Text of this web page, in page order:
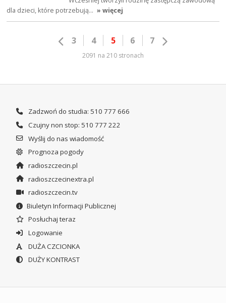
dla dzieci, które potrzebują… » więcej
3 4 5 6 7
2091 na 210 stronach
Zadzwoń do studia: 510 777 666
Czujny non stop: 510 777 222
Wyślij do nas wiadomość
Prognoza pogody
radioszczecin.pl
radioszczecinextra.pl
radioszczecin.tv
Biuletyn Informacji Publicznej
Posłuchaj teraz
Logowanie
DUŻA CZCIONKA
DUŻY KONTRAST